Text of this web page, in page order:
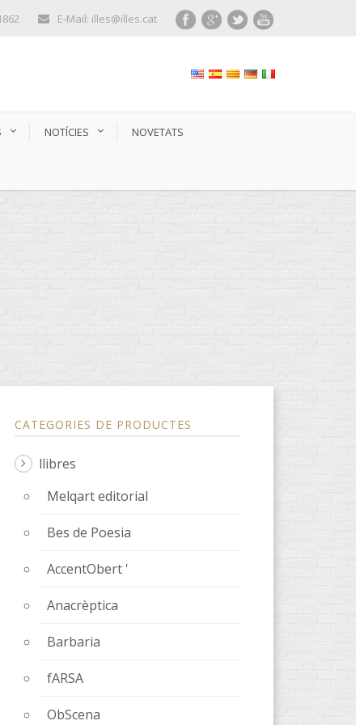
E-Mail: illes@illes.cat
NOTÍCIES NOVETATS
CATEGORIES DE PRODUCTES
llibres
Melqart editorial
Bes de Poesia
AccentObert '
Anacrèptica
Barbaria
fARSA
ObScena